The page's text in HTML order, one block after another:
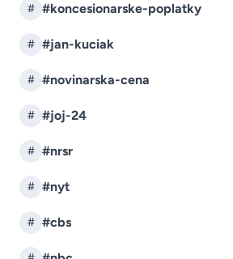
# #koncesionarske-poplatky
# #jan-kuciak
# #novinarska-cena
# #joj-24
# #nrsr
# #nyt
# #cbs